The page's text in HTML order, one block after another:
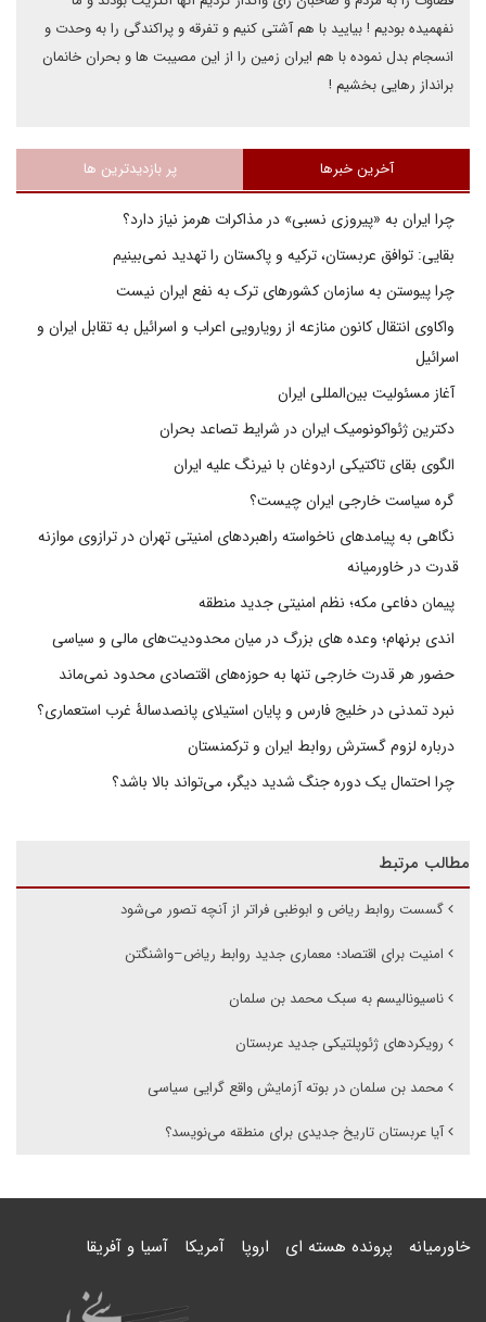
نفهمیده بودیم ! بیایید با هم آشتی کنیم و تفرقه و پراکندگی را به وحدت و
انسجام بدل نموده با هم ایران زمین را از این مصیبت ها و بحران خانمان
برانداز رهایی بخشیم !
آخرین خبرها پر بازدیدترین ها
چرا ایران به «پیروزی نسبی» در مذاکرات هرمز نیاز دارد؟
بقایی: توافق عربستان، ترکیه و پاکستان را تهدید نمی‌بینیم
چرا پیوستن به سازمان کشورهای ترک به نفع ایران نیست
واکاوی انتقال کانون منازعه از رویارویی اعراب و اسرائیل به تقابل ایران و
اسرائیل
آغاز مسئولیت بین‌المللی ایران
دکترین ژئواکونومیک ایران در شرایط تصاعد بحران
الگوی بقای تاکتیکی اردوغان با نیرنگ علیه ایران
گره سیاست خارجی ایران چیست؟
نگاهی به پیامدهای ناخواسته راهبردهای امنیتی تهران در ترازوی موازنه
قدرت در خاورمیانه
پیمان دفاعی مکه؛ نظم امنیتی جدید منطقه
اندی برنهام؛ وعده های بزرگ در میان محدودیت‌های مالی و سیاسی
حضور هر قدرت خارجی تنها به حوزه‌های اقتصادی محدود نمی‌ماند
نبرد تمدنی در خلیج فارس و پایان استیلای پانصدسالۀ غرب استعماری؟
درباره لزوم گسترش روابط ایران و ترکمنستان
چرا احتمال یک دوره جنگ شدید دیگر، می‌تواند بالا باشد؟
مطالب مرتبط
گسست روابط ریاض و ابوظبی فراتر از آنچه تصور می‌شود
امنیت برای اقتصاد؛ معماری جدید روابط ریاض–واشنگتن
ناسیونالیسم به سبک محمد بن سلمان
رویکردهای ژئوپلتیکی جدید عربستان
محمد بن سلمان در بوته آزمایش واقع گرایی سیاسی
آیا عربستان تاریخ جدیدی برای منطقه می‌نویسد؟
خاورمیانه پرونده هسته ای اروپا آمریکا آسیا و آفریقا